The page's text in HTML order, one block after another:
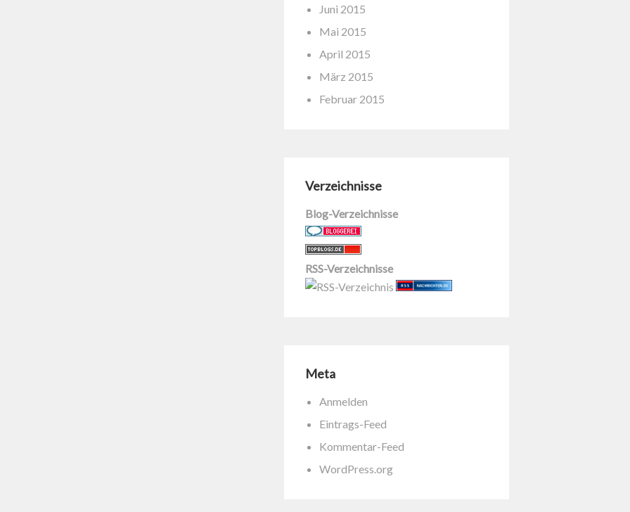
Juni 2015
Mai 2015
April 2015
März 2015
Februar 2015
Verzeichnisse
Blog-Verzeichnisse
RSS-Verzeichnisse
Meta
Anmelden
Eintrags-Feed
Kommentar-Feed
WordPress.org